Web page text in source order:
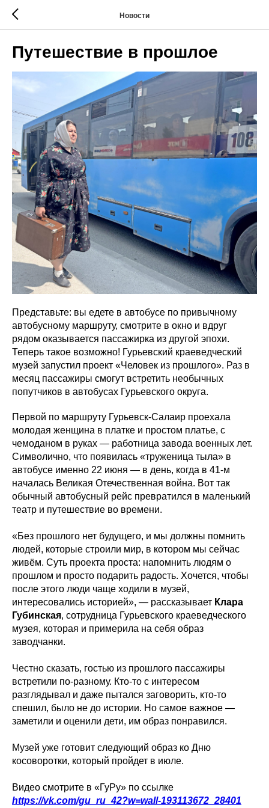
Новости
Путешествие в прошлое
Представьте: вы едете в автобусе по привычному
автобусному маршруту, смотрите в окно и вдруг
рядом оказывается пассажирка из другой эпохи.
Теперь такое возможно! Гурьевский краеведческий
музей запустил проект «Человек из прошлого». Раз в
месяц пассажиры смогут встретить необычных
попутчиков в автобусах Гурьевского округа.
Первой по маршруту Гурьевск-Салаир проехала
молодая женщина в платке и простом платье, с
чемоданом в руках — работница завода военных лет.
Символично, что появилась «труженица тыла» в
автобусе именно 22 июня — в день, когда в 41-м
началась Великая Отечественная война. Вот так
обычный автобусный рейс превратился в маленький
театр и путешествие во времени.
«Без прошлого нет будущего, и мы должны помнить
людей, которые строили мир, в котором мы сейчас
живём. Суть проекта проста: напомнить людям о
прошлом и просто подарить радость. Хочется, чтобы
после этого люди чаще ходили в музей,
интересовались историей», — рассказывает Клара
Губинская, сотрудница Гурьевского краеведческого
музея, которая и примерила на себя образ
заводчанки.
Честно сказать, гостью из прошлого пассажиры
встретили по-разному. Кто-то с интересом
разглядывал и даже пытался заговорить, кто-то
спешил, было не до истории. Но самое важное —
заметили и оценили дети, им образ понравился.
Музей уже готовит следующий образ ко Дню
косоворотки, который пройдет в июле.
Видео смотрите в «ГуРу» по ссылке
https://vk.com/gu_ru_42?w=wall-193113672_28401